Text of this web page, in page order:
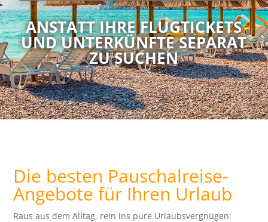
ANSTATT IHRE FLUGTICKETS
UND UNTERKÜNFTE SEPARAT
ZU SUCHEN
Die besten Pauschalreise-
Angebote für Ihren Urlaub
Raus aus dem Alltag, rein ins pure Urlaubsvergnügen: